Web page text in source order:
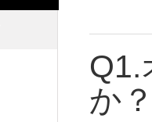
Q1.
か